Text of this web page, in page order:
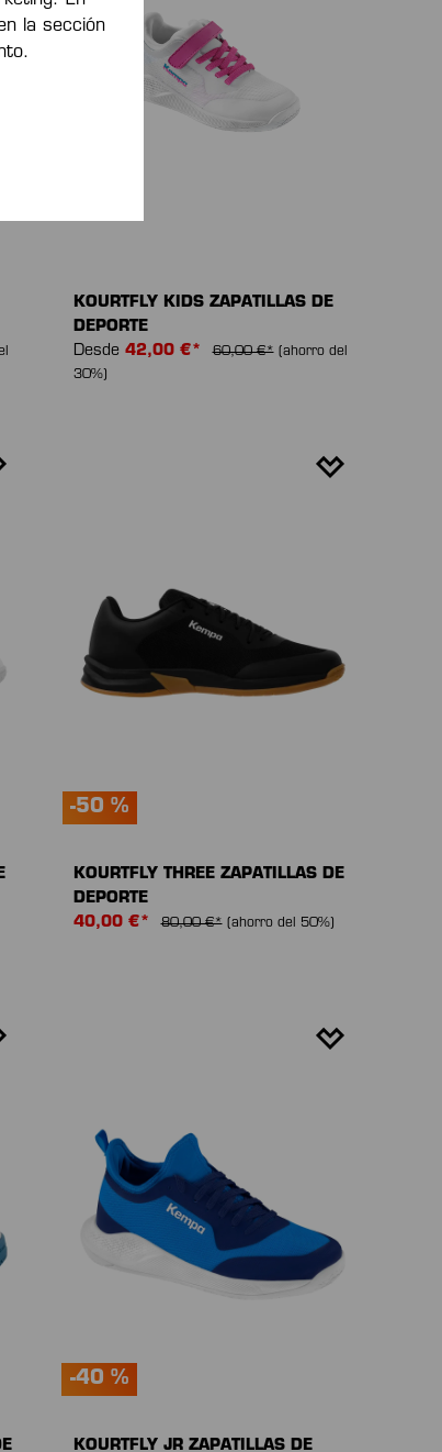
KOURTFLY KIDS ZAPATILLAS DE
DEPORTE
Desde 42,00 €* 60,00 €* (ahorro del
30%)
-50 %
KOURTFLY THREE ZAPATILLAS DE
DEPORTE
40,00 €*
80,00 €* (ahorro del 50%)
-40 %
KOURTFLY JR ZAPATILLAS DE
la sección